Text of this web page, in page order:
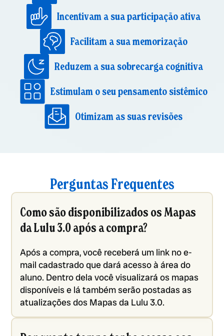
Incentivam a sua participação ativa
Facilitam a sua memorização
Reduzem a sua sobrecarga cognitiva
Estimulam o seu pensamento sistêmico
Otimizam as suas revisões
Perguntas Frequentes
Como são disponibilizados os Mapas
da Lulu 3.0 após a compra?
Após a compra, você receberá um link no e-
mail cadastrado que dará acesso à área do
aluno. Dentro dela você visualizará os mapas
disponíveis e lá também serão postadas as
atualizações dos Mapas da Lulu 3.0.